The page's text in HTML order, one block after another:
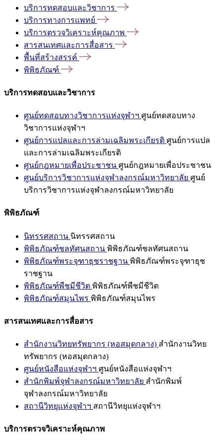
บริการทดสอบและวิชาการ
บริการทางการแพทย์
บริการตรวจวิเคราะห์คุณภาพ
สารสนเทศและการสื่อสาร
พื้นที่สร้างสรรค์
พิพิธภัณฑ์
บริการทดสอบและวิชาการ
ศูนย์ทดสอบทางวิชาการแห่งจุฬาฯ ศูนย์ทดสอบทาง
วิชาการแห่งจุฬาฯ
ศูนย์การแปลและการล่ามเฉลิมพระเกียรติ ศูนย์การแปล
และการล่ามเฉลิมพระเกียรติ
ศูนย์กฎหมายเพื่อประชาชน ศูนย์กฎหมายเพื่อประชาชน
ศูนย์บริการวิชาการแห่งจุฬาลงกรณ์มหาวิทยาลัย ศูนย์
บริการวิชาการแห่งจุฬาลงกรณ์มหาวิทยาลัย
พิพิธภัณฑ์
นิทรรศสถาน นิทรรศสถาน
พิพิธภัณฑ์ชลทัศนสถาน พิพิธภัณฑ์ชลทัศนสถาน
พิพิธภัณฑ์พระจุฑาธุชราชฐาน พิพิธภัณฑ์พระจุฑาธุช
ราชฐาน
พิพิธภัณฑ์พืชมีชีวิต พิพิธภัณฑ์พืชมีชีวิต
พิพิธภัณฑ์สมุนไพร พิพิธภัณฑ์สมุนไพร
สารสนเทศและการสื่อสาร
สำนักงานวิทยทรัพยากร (หอสมุดกลาง) สำนักงานวิทย
ทรัพยากร (หอสมุดกลาง)
ศูนย์หนังสือแห่งจุฬาฯ ศูนย์หนังสือแห่งจุฬาฯ
สำนักพิมพ์จุฬาลงกรณ์มหาวิทยาลัย สำนักพิมพ์
จุฬาลงกรณ์มหาวิทยาลัย
สถานีวิทยุแห่งจุฬาฯ สถานีวิทยุแห่งจุฬาฯ
บริการตรวจวิเคราะห์คุณภาพ